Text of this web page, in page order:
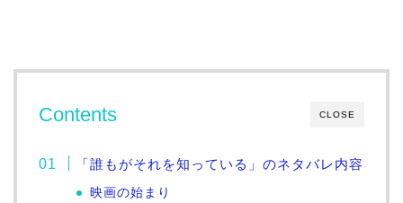
CLOSE
Contents
「誰もがそれを知っている」のネタバレ内容
映画の始まり